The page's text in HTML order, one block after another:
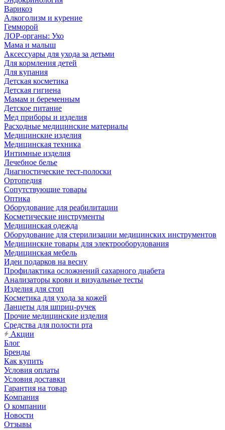
Варикоз
Алкоголизм и курение
Гемморой
ЛОР-органы: Ухо
Мама и малыш
Аксессуары для ухода за детьми
Для кормления детей
Для купания
Детская косметика
Детская гигиена
Мамам и беременным
Детское питание
Мед приборы и изделия
Расходные медицинские материалы
Медицинские изделия
Медицинская техника
Интимные изделия
Лечебное белье
Диагностические тест-полоски
Ортопедия
Сопутствующие товары
Оптика
Оборудование для реабилитации
Косметические инструменты
Медицинская одежда
Оборудование для стерилизации медицинских инструментов
Медицинские товары для электрооборудования
Медицинская мебель
Идеи подарков на весну
Профилактика осложнений сахарного диабета
Анализаторы крови и визуальные тесты
Изделия для стоп
Косметика для ухода за кожей
Ланцеты для шприц-ручек
Прочие медицинские изделия
Средства для полости рта
Акции
Блог
Бренды
Как купить
Условия оплаты
Условия доставки
Гарантия на товар
Компания
О компании
Новости
Отзывы